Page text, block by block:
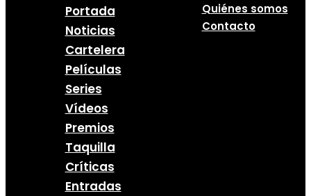
Portada
Noticias
Cartelera
Películas
Series
Vídeos
Premios
Taquilla
Críticas
Entradas
Quiénes somos
Contacto